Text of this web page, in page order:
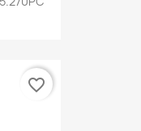
favorite_border